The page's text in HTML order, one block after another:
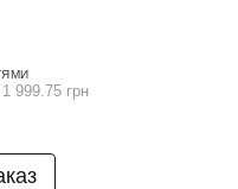
999.75 грн